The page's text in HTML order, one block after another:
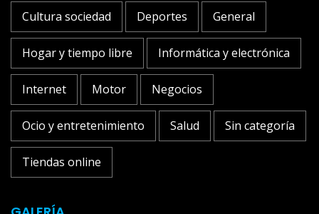
Cultura sociedad Deportes General
Hogar y tiempo libre Informática y electrónica
Internet Motor Negocios
Ocio y entretenimiento Salud Sin categoría
Tiendas online